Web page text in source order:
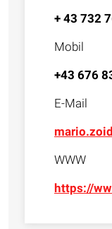
+ 43 732
Mobil
+43 676
E-Mail
WWW
https://